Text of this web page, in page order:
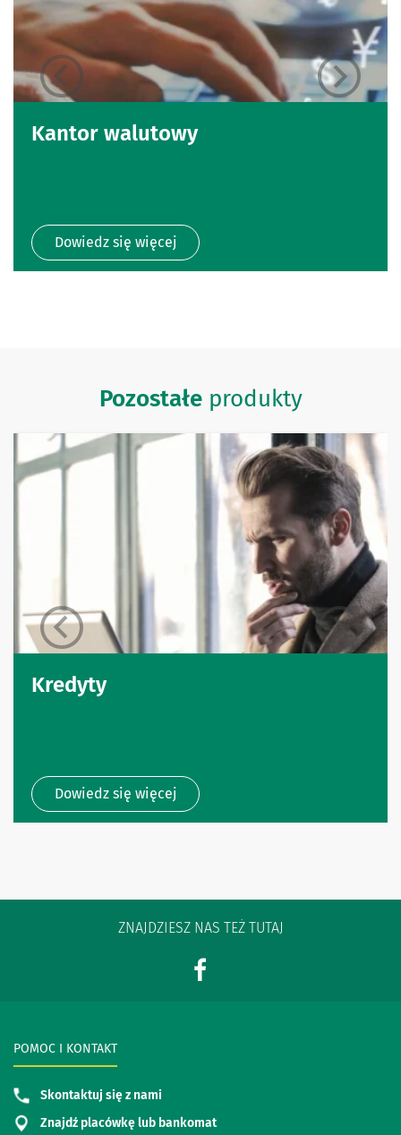
Kantor walutowy
Dowiedz się więcej
Pozostałeprodukty
Kredyty
Dowiedz się więcej
ZNAJDZIESZ NAS TEŻ TUTAJ
POMOC I KONTAKT
Skontaktuj się z nami
Znajdź placówkę lub bankomat